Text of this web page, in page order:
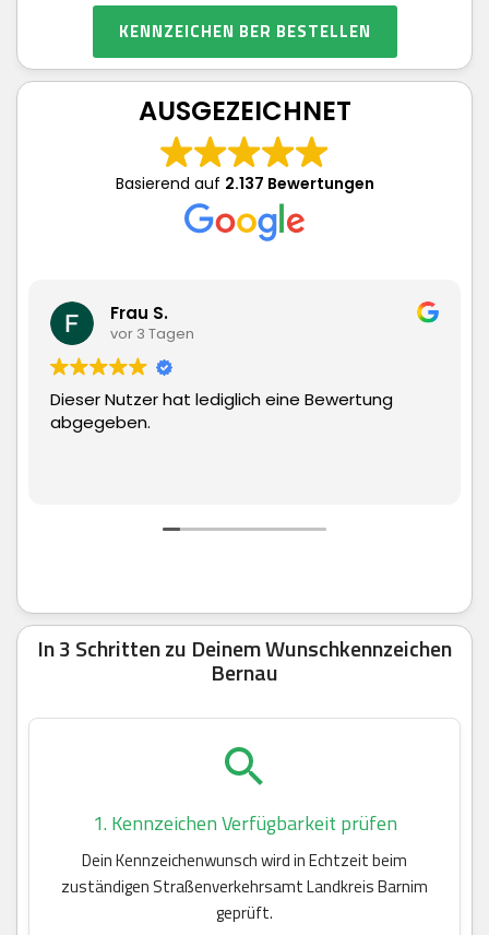
KENNZEICHEN BER BESTELLEN
AUSGEZEICHNET
Basierend auf 2.137 Bewertungen
eine Bewertung
Matthias Hauch
Superschnelle Lieferung und
In 3 Schritten zu Deinem Wunschkennzeichen
Bernau
1. Kennzeichen Verfügbarkeit prüfen
Dein Kennzeichenwunsch wird in Echtzeit beim
zuständigen Straßenverkehrsamt Landkreis Barnim
geprüft.